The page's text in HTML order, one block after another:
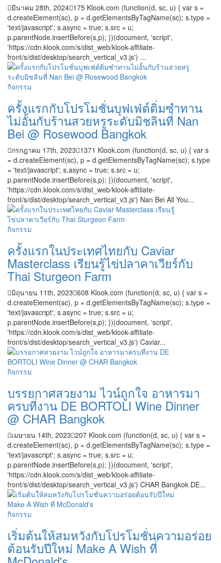
มีนาคม 28th, 2024 175 Klook.com (function(d, sc, u) { var s =
d.createElement(sc), p = d.getElementsByTagName(sc); s.type =
'text/javascript'; s.async = true; s.src = u;
p.parentNode.insertBefore(s,p); })(document, 'script',
'https://cdn.klook.com/s/dist_web/klook-affiliate-
front/s/dist/desktop/search_vertical_v3.js') ...
กิจกรรม
ครั้งแรกกับโปรโมชั่นบุฟเฟ่ต์ติ่มซำทาน
ไม่อั้นกับร้านสวยหรูระดับมิชลินที่ Nan
Bei @ Rosewood Bangkok
กรกฎาคม 17th, 2023 1371 Klook.com (function(d, sc, u) { var s
= d.createElement(sc), p = d.getElementsByTagName(sc); s.type
= 'text/javascript'; s.async = true; s.src = u;
p.parentNode.insertBefore(s,p); })(document, 'script',
'https://cdn.klook.com/s/dist_web/klook-affiliate-
front/s/dist/desktop/search_vertical_v3.js') Nan Bei All You...
กิจกรรม
ครั้งแรกในประเทศไทยกับ Caviar
Masterclass เรียนรู้ไข่ปลาคาเวียร์กับ
Thai Sturgeon Farm
มิถุนายน 11th, 2023 608 Klook.com (function(d, sc, u) { var s =
d.createElement(sc), p = d.getElementsByTagName(sc); s.type =
'text/javascript'; s.async = true; s.src = u;
p.parentNode.insertBefore(s,p); })(document, 'script',
'https://cdn.klook.com/s/dist_web/klook-affiliate-
front/s/dist/desktop/search_vertical_v3.js') Caviar...
กิจกรรม
บรรยกาศสวยงาม ไวน์ถูกใจ อาหารมา
ครบที่งาน DE BORTOLI Wine Dinner
@ CHAR Bangkok
เมษายน 14th, 2023 207 Klook.com (function(d, sc, u) { var s =
d.createElement(sc), p = d.getElementsByTagName(sc); s.type =
'text/javascript'; s.async = true; s.src = u;
p.parentNode.insertBefore(s,p); })(document, 'script',
'https://cdn.klook.com/s/dist_web/klook-affiliate-
front/s/dist/desktop/search_vertical_v3.js') CHAR Bangkok DE...
กิจกรรม
เริ่มต้นให้สมหวังกับโปรโมชั่นความอร่อย
ต้อนรับปีใหม่ Make A Wish ที่